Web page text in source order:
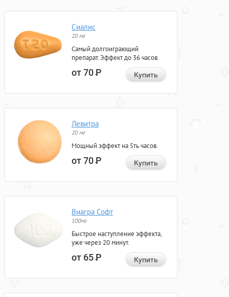
Сиалис
20 мг
Самый долгоиграющий
препарат. Эффект до 36 часов.
от 70Р Купить
Левитра
20 мг
Мощный эффект на 5ть часов.
от 70Р Купить
Виагра Софт
100мг
Быстрое наступление эффекта,
уже через 20 минут.
от 65Р Купить